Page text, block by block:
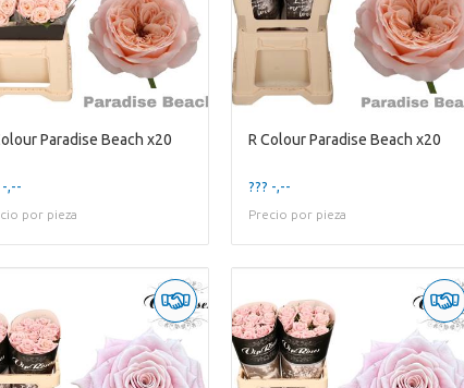
Paradise Beach x20
-,--
por pieza
R Colour Paradise Beach x20
??? -,--
Precio por pieza